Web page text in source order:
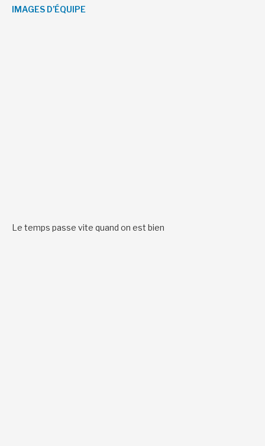
IMAGES D’ÉQUIPE
Le temps passe vite quand on est bien